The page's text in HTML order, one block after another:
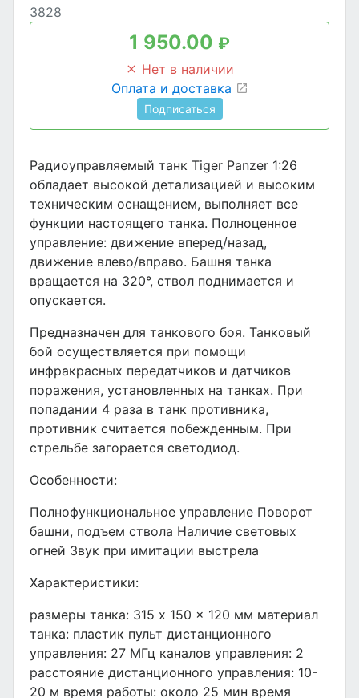
3828
1 950.00 ₽
Нет в наличии
Оплата и доставка
Подписаться
Радиоуправляемый танк Tiger Panzer 1:26
обладает высокой детализацией и высоким
техническим оснащением, выполняет все
функции настоящего танка. Полноценное
управление: движение вперед/назад,
движение влево/вправо. Башня танка
вращается на 320°, ствол поднимается и
опускается.
Предназначен для танкового боя. Танковый
бой осуществляется при помощи
инфракрасных передатчиков и датчиков
поражения, установленных на танках. При
попадании 4 раза в танк противника,
противник считается побежденным. При
стрельбе загорается светодиод.
Особенности:
Полнофункциональное управление Поворот
башни, подъем ствола Наличие световых
огней Звук при имитации выстрела
Характеристики:
размеры танка: 315 x 150 x 120 мм материал
танка: пластик пульт дистанционного
управления: 27 МГц каналов управления: 2
расстояние дистанционного управления: 10-
20 м время работы: около 25 мин время